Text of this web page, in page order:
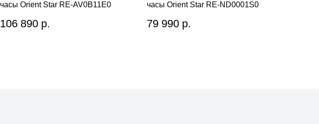
часы Orient Star RE-AV0B11E0
106 890 р.
часы Orient Star RE-ND0001S0
79 990 р.